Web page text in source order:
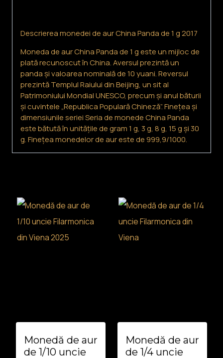
Descrierea monedei de aur China Panda de 1 g 2017
Moneda de aur China Panda de 1 g este un mijloc de
plată recunoscut în China. Aversul prezintă un
panda și valoarea nominală de 10 yuani. Reversul
prezintă Templul Raiului din Beijing, un sit al
Patrimoniului Mondial UNESCO, precum și anul băturii
și cuvintele „Republica Populară Chineză”. Finețea și
dimensiunile seriei Seria de monede China Panda
este bătută în unitățile de gram 1 g, 3 g, 8 g, 15 g și 30
g. Finețea monedelor de aur este de 999,9/1000.
Monedă de aur
de 1/10 uncie
Monedă de aur
de 1/4 uncie